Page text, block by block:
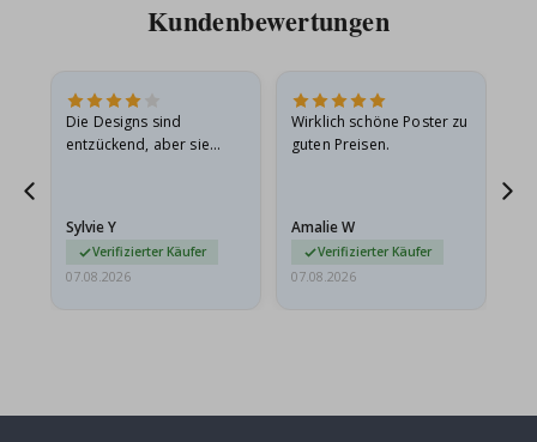
Kundenbewertungen
Die Designs sind
entzückend, aber sie
sie…
Sylvie Y
Verifizierter Käufer
07.08.2026
Wirklich schöne Poster zu
guten Preisen.
Amalie W
Verifizierter Käufer
07.08.2026